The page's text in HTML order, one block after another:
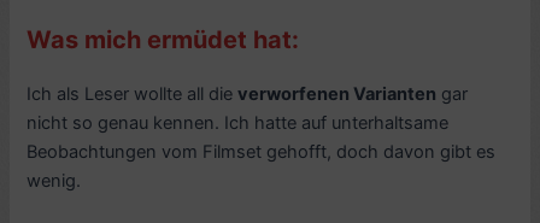
Was mich ermüdet hat:
Ich als Leser wollte all dieverworfenen Varianten gar
nicht so genau kennen. Ich hatte auf unterhaltsame
Beobachtungen vom Filmset gehofft, doch davon gibt es
wenig.